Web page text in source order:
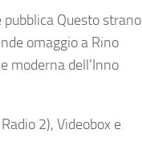
Questo strano
omaggio a Rino
moderna dell’Inno
2), Videobox e